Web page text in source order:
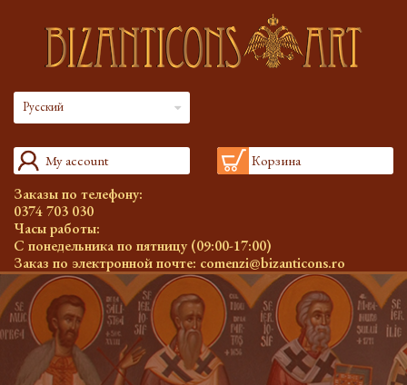
Русский
My account Корзина
Заказы по телефону:
0374 703 030
Часы работы:
С понедельника по пятницу (09:00-17:00)
Заказ по электронной почте: comenzi@bizanticons.ro